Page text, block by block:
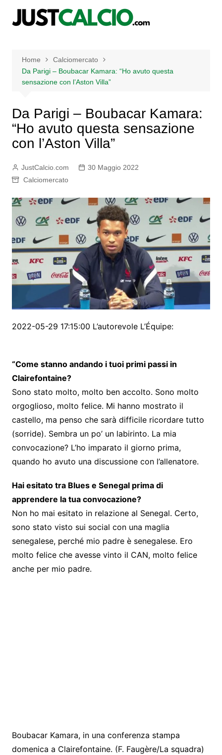
Home
Calciomercato
Da Parigi – Boubacar Kamara: “Ho avuto questa
sensazione con l’Aston Villa”
Da Parigi – Boubacar Kamara:
“Ho avuto questa sensazione
con l’Aston Villa”
JustCalcio.com
30 Maggio 2022
Calciomercato
2022-05-29 17:15:00 L’autorevole L’Équipe:
“Come stanno andando i tuoi primi passi in
Clairefontaine?
Sono stato molto, molto ben accolto. Sono molto
orgoglioso, molto felice. Mi hanno mostrato il
castello, ma penso che sarà difficile ricordare tutto
(sorride). Sembra un po’ un labirinto. La mia
convocazione? L’ho imparato il giorno prima,
quando ho avuto una discussione con l’allenatore.
Hai esitato tra Blues e Senegal prima di
apprendere la tua convocazione?
Non ho mai esitato in relazione al Senegal. Certo,
sono stato visto sui social con una maglia
senegalese, perché mio padre è senegalese. Ero
molto felice che avesse vinto il CAN, molto felice
anche per mio padre.
Boubacar Kamara, in una conferenza stampa
domenica a Clairefontaine. (F. Faugère/La squadra)